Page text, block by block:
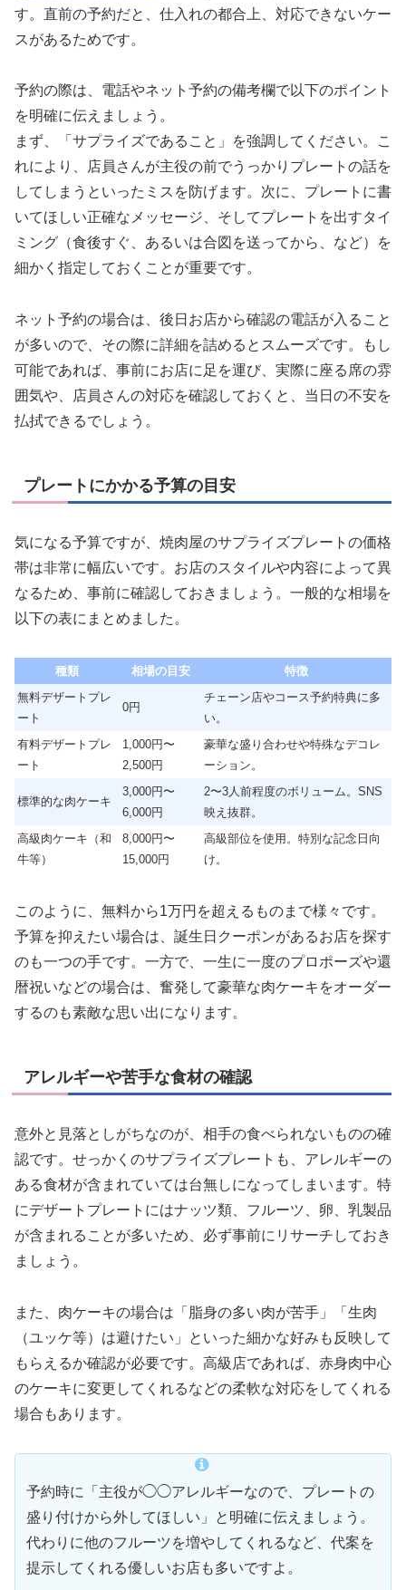
す。直前の予約だと、仕入れの都合上、対応できないケー
スがあるためです。
予約の際は、電話やネット予約の備考欄で以下のポイント
を明確に伝えましょう。
まず、「サプライズであること」を強調してください。こ
れにより、店員さんが主役の前でうっかりプレートの話を
してしまうといったミスを防げます。次に、プレートに書
いてほしい正確なメッセージ、そしてプレートを出すタイ
ミング（食後すぐ、あるいは合図を送ってから、など）を
細かく指定しておくことが重要です。
ネット予約の場合は、後日お店から確認の電話が入ること
が多いので、その際に詳細を詰めるとスムーズです。もし
可能であれば、事前にお店に足を運び、実際に座る席の雰
囲気や、店員さんの対応を確認しておくと、当日の不安を
払拭できるでしょう。
プレートにかかる予算の目安
気になる予算ですが、焼肉屋のサプライズプレートの価格
帯は非常に幅広いです。お店のスタイルや内容によって異
なるため、事前に確認しておきましょう。一般的な相場を
以下の表にまとめました。
種類 相場の目安
特徴
無料デザートプレ
ート
0円
チェーン店やコース予約特典に多
い。
有料デザートプレ
ート
1,000円〜
2,500円
豪華な盛り合わせや特殊なデコレ
ーション。
標準的な肉ケーキ
3,000円〜
6,000円
2〜3人前程度のボリューム。SNS
映え抜群。
高級肉ケーキ（和
牛等）
8,000円〜
15,000円
高級部位を使用。特別な記念日向
け。
このように、無料から1万円を超えるものまで様々です。
予算を抑えたい場合は、誕生日クーポンがあるお店を探す
のも一つの手です。一方で、一生に一度のプロポーズや還
暦祝いなどの場合は、奮発して豪華な肉ケーキをオーダー
するのも素敵な思い出になります。
アレルギーや苦手な食材の確認
意外と見落としがちなのが、相手の食べられないものの確
認です。せっかくのサプライズプレートも、アレルギーの
ある食材が含まれていては台無しになってしまいます。特
にデザートプレートにはナッツ類、フルーツ、卵、乳製品
が含まれることが多いため、必ず事前にリサーチしておき
ましょう。
また、肉ケーキの場合は「脂身の多い肉が苦手」「生肉
（ユッケ等）は避けたい」といった細かな好みも反映して
もらえるか確認が必要です。高級店であれば、赤身肉中心
のケーキに変更してくれるなどの柔軟な対応をしてくれる
場合もあります。
予約時に「主役が◯◯アレルギーなので、プレートの
盛り付けから外してほしい」と明確に伝えましょう。
代わりに他のフルーツを増やしてくれるなど、代案を
提示してくれる優しいお店も多いですよ。